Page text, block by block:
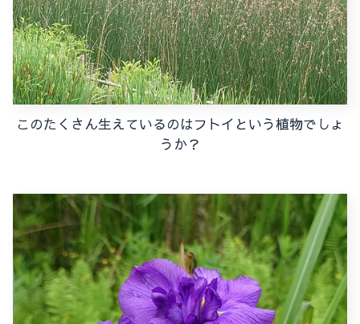
このたくさん生えているのはフトイという植物でしょ
うか？